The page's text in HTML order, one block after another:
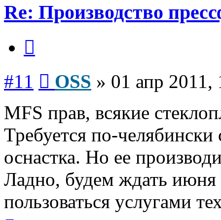
Re: Производство
#11 OSS » 01 апр 2011,
MFS прав, всякие
Требуется по-челябински
оснастка. Но ее
Ладно, будем ждать июня
пользоваться услугами